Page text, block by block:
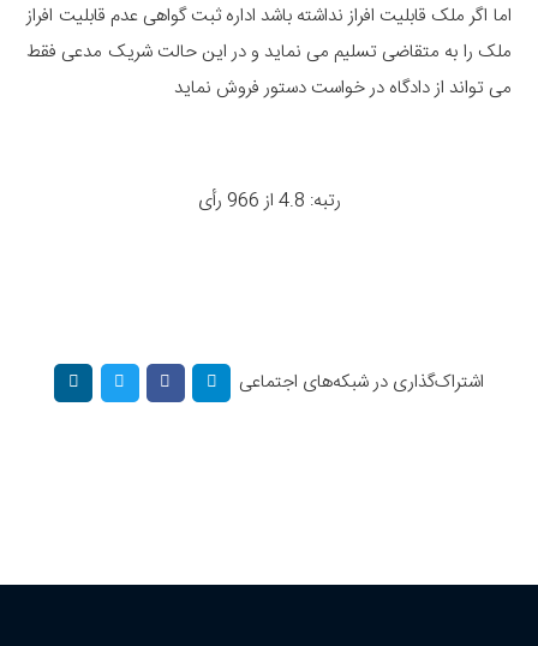
اما اگر ملک قابلیت افراز نداشته باشد اداره ثبت گواهی عدم قابلیت افراز
ملک را به متقاضی تسلیم می نماید و در این حالت شریک مدعی فقط
می تواند از دادگاه در خواست دستور فروش نماید
رتبه: 4.8 از 966 رأی
اشتراک‌گذاری در شبکه‌های اجتماعی